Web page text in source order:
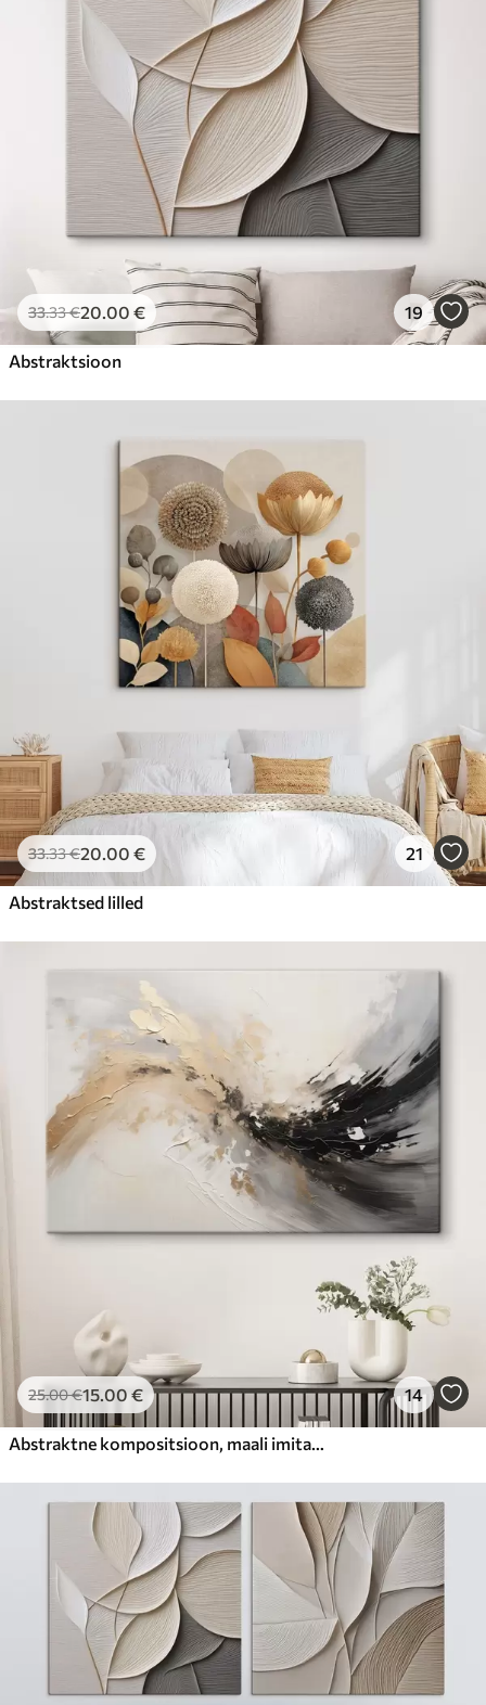
Hind Alates .00
33.33€20.00 € 19
Abstraktsioon
33.33€20.00 € 21
Abstraktsed lilled
25.00€15.00 € 14
Abstraktne kompositsioon, maali imitatsioon